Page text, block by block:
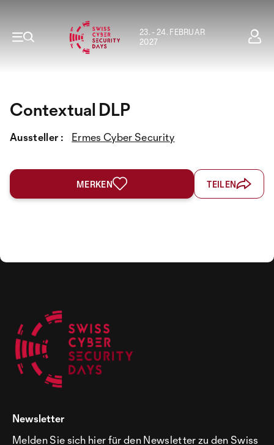
23. - 24. FEBRUAR
2027
Contextual DLP
Aussteller : Ermes Cyber Security
MERKEN TEILEN
Newsletter
Melden Sie sich hier für den Newsletter zu den Swiss